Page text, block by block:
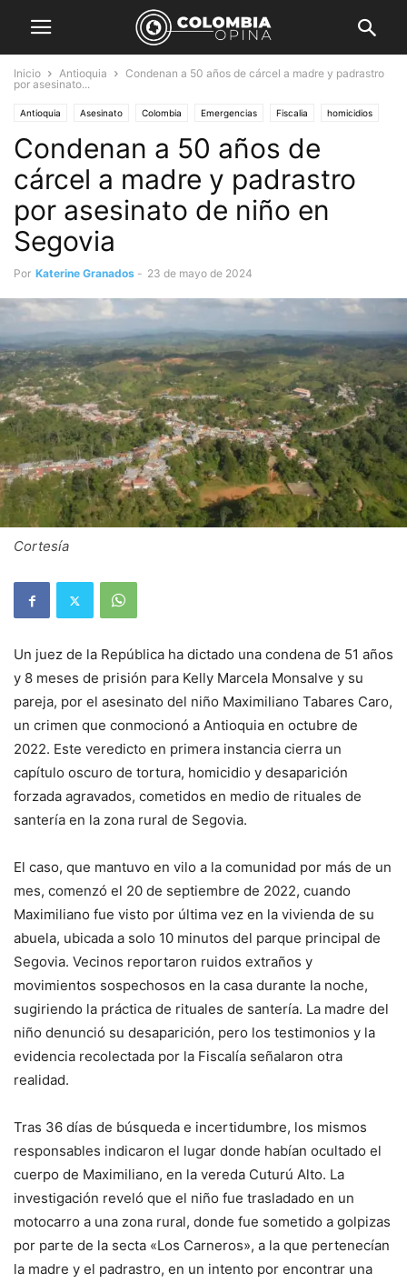
Inicio Antioquia
Condenan a 50 años de cárcel a madre y padrastro
por asesinato...
Antioquia Asesinato Colombia Emergencias Fiscalia homicidios
Opinión Orden público Seguridad
Condenan a 50 años de
cárcel a madre y padrastro
por asesinato de niño en
Segovia
Por Katerine Granados - 23 de mayo de 2024
Cortesía
Un juez de la República ha dictado una condena de 51 años
y 8 meses de prisión para Kelly Marcela Monsalve y su
pareja, por el asesinato del niño Maximiliano Tabares Caro,
un crimen que conmocionó a Antioquia en octubre de
2022. Este veredicto en primera instancia cierra un
capítulo oscuro de tortura, homicidio y desaparición
forzada agravados, cometidos en medio de rituales de
santería en la zona rural de Segovia.
El caso, que mantuvo en vilo a la comunidad por más de un
mes, comenzó el 20 de septiembre de 2022, cuando
Maximiliano fue visto por última vez en la vivienda de su
abuela, ubicada a solo 10 minutos del parque principal de
Segovia. Vecinos reportaron ruidos extraños y
movimientos sospechosos en la casa durante la noche,
sugiriendo la práctica de rituales de santería. La madre del
niño denunció su desaparición, pero los testimonios y la
evidencia recolectada por la Fiscalía señalaron otra
realidad.
Tras 36 días de búsqueda e incertidumbre, los mismos
responsables indicaron el lugar donde habían ocultado el
cuerpo de Maximiliano, en la vereda Cuturú Alto. La
investigación reveló que el niño fue trasladado en un
motocarro a una zona rural, donde fue sometido a golpizas
por parte de la secta «Los Carneros», a la que pertenecían
la madre y el padrastro, en un intento por encontrar una